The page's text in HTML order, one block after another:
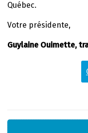
Québec.
Votre présidente,
Guylaine Ouimette,